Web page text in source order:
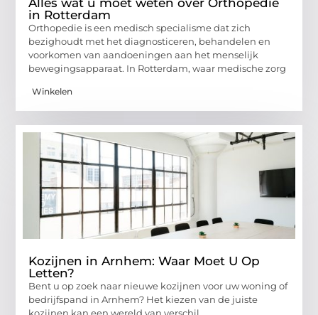
Alles wat u moet weten over Orthopedie
in Rotterdam
Orthopedie is een medisch specialisme dat zich
bezighoudt met het diagnosticeren, behandelen en
voorkomen van aandoeningen aan het menselijk
bewegingsapparaat. In Rotterdam, waar medische zorg
Winkelen
Kozijnen in Arnhem: Waar Moet U Op
Letten?
Bent u op zoek naar nieuwe kozijnen voor uw woning of
bedrijfspand in Arnhem? Het kiezen van de juiste